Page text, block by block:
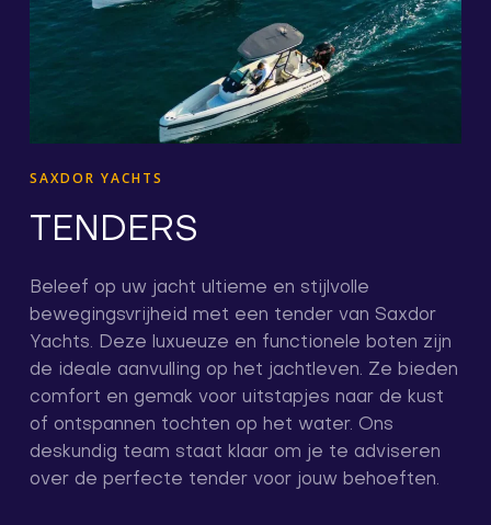
SAXDOR YACHTS
TENDERS
Beleef op uw jacht ultieme en stijlvolle
bewegingsvrijheid met een tender van Saxdor
Yachts. Deze luxueuze en functionele boten zijn
de ideale aanvulling op het jachtleven. Ze bieden
comfort en gemak voor uitstapjes naar de kust
of ontspannen tochten op het water. Ons
deskundig team staat klaar om je te adviseren
over de perfecte tender voor jouw behoeften.